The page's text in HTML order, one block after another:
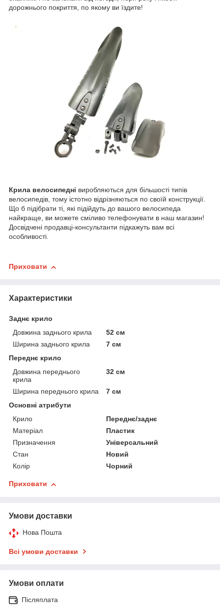
дорожнього покриття, по якому ви їздите!
Крила велосипедні виробляються для більшості типів
велосипедів, тому істотно відрізняються по своїй конструкції.
Що б підібрати ті, які підійдуть до вашого велосипеда
найкраще, ви можете сміливо телефонувати в наш магазин!
Досвідчені продавці-консультанти підкажуть вам всі
особливості.
Приховати
Характеристики
Заднє крило
Довжина заднього крила
52 см
Ширина заднього крила
7 см
Переднє крило
Довжина переднього
крила
32 см
Ширина переднього крила
7 см
Основні атрибути
Крило
Переднє/заднє
Матеріал
Пластик
Призначення
Універсальний
Стан
Новий
Колір
Чорний
Приховати
Умови доставки
Нова Пошта
Всі умови доставки
Умови оплати
Післяплата